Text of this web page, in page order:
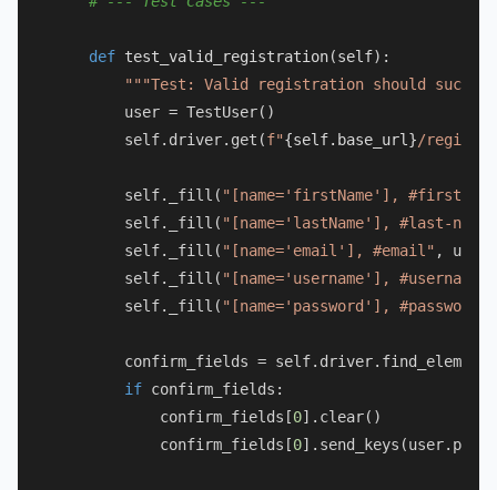
def test_valid_registration(self):
"""Test: Valid registration should
        user = TestUser()
        self.driver.get(
f"{self.base_url}/
        self._fill(
"[name='firstName'], #first-
        self._fill(
"[name='lastName'], #last-name"
        self._fill(
"[name='email'], #email" ,
        self._fill(
"[name='username'], #username"
        self._fill(
"[name='password'], #password"
confirm_fields =
if confirm_fields:
            confirm_fields[
0].clear()
            confirm_fields[
0